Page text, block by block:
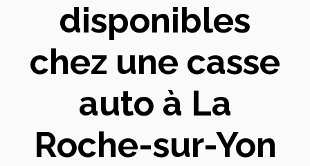
disponibles
chez une casse
auto à La
Roche-sur-Yon